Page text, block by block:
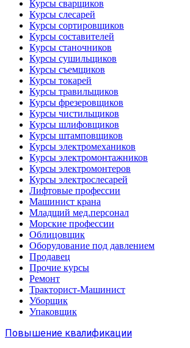
Курсы сварщиков
Курсы слесарей
Курсы сортировщиков
Курсы составителей
Курсы станочников
Курсы сушильщиков
Курсы съемщиков
Курсы токарей
Курсы травильщиков
Курсы фрезеровщиков
Курсы чистильщиков
Курсы шлифовщиков
Курсы штамповщиков
Курсы электромехаников
Курсы электромонтажников
Курсы электромонтеров
Курсы электрослесарей
Лифтовые профессии
Машинист крана
Младщий мед.персонал
Морские профессии
Облицовщик
Оборудование под давлением
Продавец
Прочие курсы
Ремонт
Тракторист-Машинист
Уборщик
Упаковщик
Повышение квалификации